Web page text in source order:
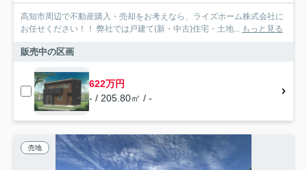
高知市周辺で不動産購入・売却をお考えなら、ライズホーム株式会社に
お任せください！！ 弊社では戸建て(新・中古)住宅・土地... もっと見る
販売中の区画
622万円
- / 205.80㎡ / -
売地